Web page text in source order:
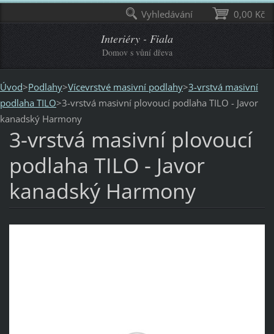
Interiéry - Fiala
Domov s vůní dřeva
Úvod>Podlahy>Vícevrstvé masivní podlahy>3-vrstvá masivní
podlaha TILO>3-vrstvá masivní plovoucí podlaha TILO - Javor
kanadský Harmony
3-vrstvá masivní plovoucí
podlaha TILO - Javor
kanadský Harmony
0,00 Kč
Vyhledávání